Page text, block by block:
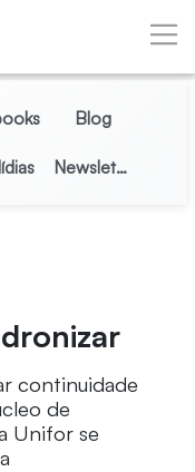
Blog
Newsletter
continuidade
de
Unifor se